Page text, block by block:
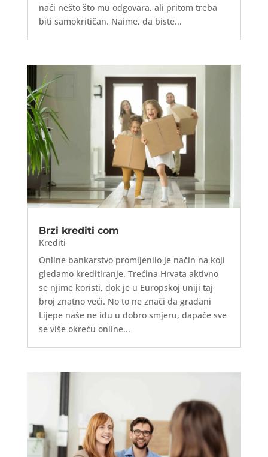
naći nešto što mu odgovara, ali pritom treba
biti samokritičan. Naime, da biste...
Brzi krediti com
Krediti
Online bankarstvo promijenilo je način na koji
gledamo kreditiranje. Trećina Hrvata aktivno
se njime koristi, dok je u Europskoj uniji taj
broj znatno veći. No to ne znači da građani
Lijepe naše ne idu u dobro smjeru, dapače sve
se više okreću online...